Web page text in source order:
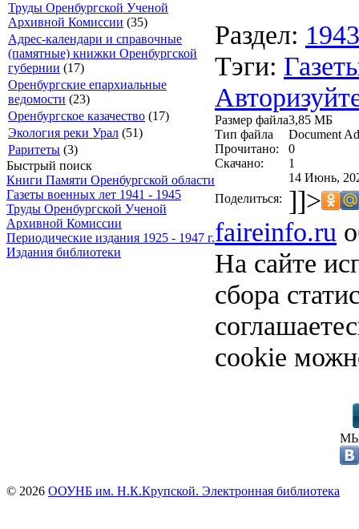
Труды Оренбургской Ученой
Архивной Комиссии (35)
Адрес-календари и справочные
(памятные) книжки Оренбургской
губернии (17)
Оренбургские епархиальные
ведомости (23)
Оренбургское казачество (17)
Экология реки Урал (51)
Раритеты (3)
Быстрый поиск
Книги Памяти Оренбургской области
Газеты военных лет 1941 - 1945
Труды Оренбургской Ученой
Архивной Комиссии
Периодические издания 1925 - 1947 г.
Издания библиотеки
Раздел: 1943
Тэги:
Размер файла3,85 МБ
Тип файла
Document
Прочитано:
0
Скачано:
1
14 Июнь,
Поделиться: ]]>
faireinfo.ru
На сайте
сбора
cookie
© 2026 ООУНБ им. Н.К.Крупской. Электронная библиотека